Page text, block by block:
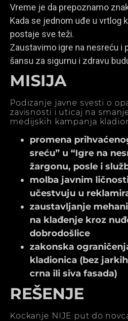
Vreme je da prepoznamo
Kada se jednom uđe u vrtlog
postaje sve teži.
Zaustavimo igre na nesreću i
šansu za sigurnu i zdravu
MISIJA
Podizanje javne svesti o
zavisnosti i uticaj na
medijskih kampanja
promena
sreću” u “Igre na
žargonu, posle i
molba javnim
učestvuju u
zaustavljanje
na klađenje kroz
dobrodošlice
zakonska
kladionica (bez
crna ili siva fasada)
REŠENJE
Kockanje NIJE put do